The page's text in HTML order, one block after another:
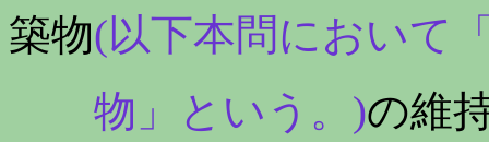
築物(以下本問において
物」という。)の維